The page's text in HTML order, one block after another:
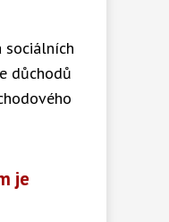
sociálních
důchodů
je